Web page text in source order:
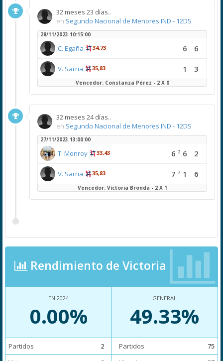
32 meses 23 días..
en Segundo Nacional de Menores IND - 12DS
28/11/2023 10:15:00
C. Egaña 34,73 6 6
V. Sarria 35,83 1 3
Vencedor: Constanza Pérez - 2 X 0
32 meses 24 días..
en Segundo Nacional de Menores IND - 12DS
27/11/2023 13:00:00
T. Monroy 33,43 6 2 6 2
V. Sarria 35,83 7 7 1 6
Vencedor: Victoria Bronda - 2 X 1
Rendimiento de Victoria
EN 2024
0.00%
Partidos
2
GENERAL
49.33%
Partidos
75